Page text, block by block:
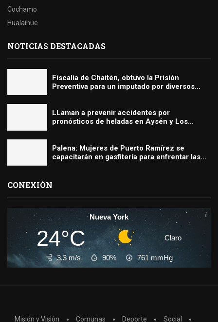
Cochamo
Hualaihue
NOTICIAS DESTACADAS
Fiscalía de Chaitén, obtuvo la Prisión
Preventiva para un imputado por diversos...
LLaman a prevenir accidentes por
pronósticos de heladas en Aysén y Los...
Palena: Mujeres de Puerto Ramírez se
capacitarán en gasfitería para enfrentar las...
CONEXIÓN
Nueva York
24°C Claro
3.3 m/s 90% 761 mmHg
Misión y Visión Comunas Deporte Social